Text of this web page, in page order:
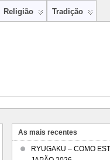
Religião Tradição
As mais recentes
RYUGAKU – COMO